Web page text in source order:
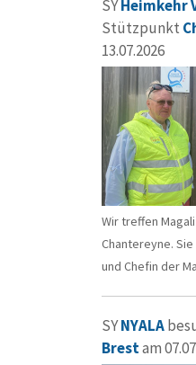
SYHeimkehr
Stützpunkt
13.07.2026
Wir treffen
Chantereyne.
und Chefin der
SYNYALA
Brestam